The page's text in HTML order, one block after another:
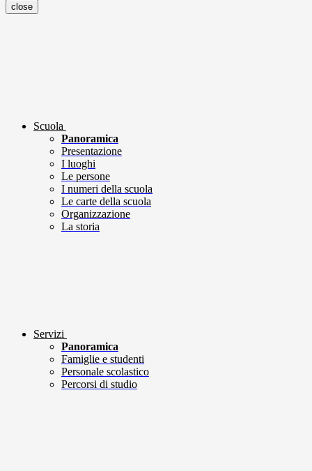
close
Scuola
Panoramica
Presentazione
I luoghi
Le persone
I numeri della scuola
Le carte della scuola
Organizzazione
La storia
Servizi
Panoramica
Famiglie e studenti
Personale scolastico
Percorsi di studio